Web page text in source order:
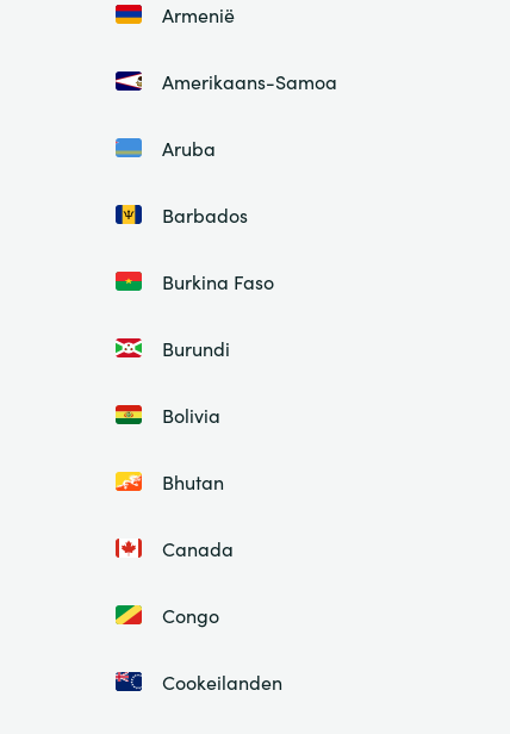
Armenië
Amerikaans-Samoa
Aruba
Barbados
Burkina Faso
Burundi
Bolivia
Bhutan
Canada
Congo
Cookeilanden